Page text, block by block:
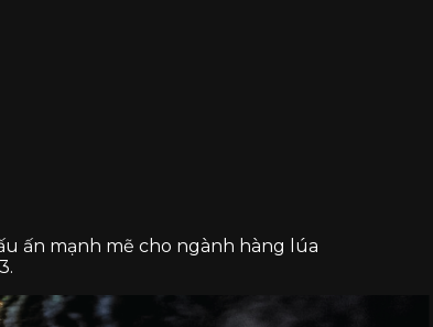
ấn mạnh mẽ cho ngành hàng lúa